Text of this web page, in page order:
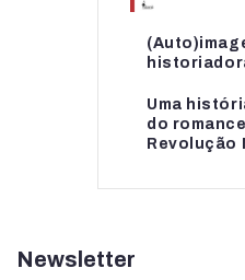
Uma
do
Revolução
Uma
do romance
Newsletter